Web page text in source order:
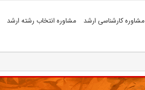
مشاوره کارشناسی ارشد مشاوره انتخاب رشته ارشد